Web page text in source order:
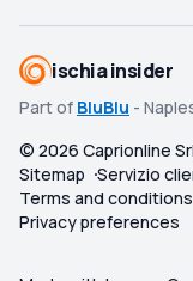
ischia insider
Part of BluBlu -
© 2026 Caprionline
Sitemap Servizio
Terms and conditions
Privacy preferences